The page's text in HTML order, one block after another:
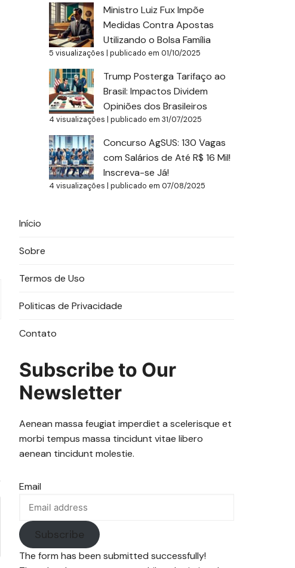
Ministro Luiz Fux Impõe
Medidas Contra Apostas
Utilizando o Bolsa Família
5 visualizações | publicado em 01/10/2025
Trump Posterga Tarifaço ao
Brasil: Impactos Dividem
Opiniões dos Brasileiros
4 visualizações | publicado em 31/07/2025
Concurso AgSUS: 130 Vagas
com Salários de Até R$ 16 Mil!
Inscreva-se Já!
4 visualizações | publicado em 07/08/2025
Início
Sobre
Termos de Uso
Politicas de Privacidade
Contato
Subscribe to Our
Newsletter
Aenean massa feugiat imperdiet a scelerisque et
morbi tempus massa tincidunt vitae libero
aenean tincidunt molestie.
Email
Subscribe
The form has been submitted successfully!